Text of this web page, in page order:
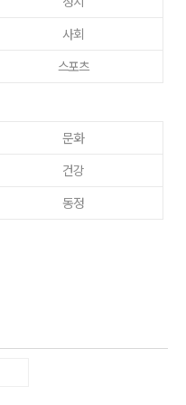
사회
스포츠
문화
건강
동정